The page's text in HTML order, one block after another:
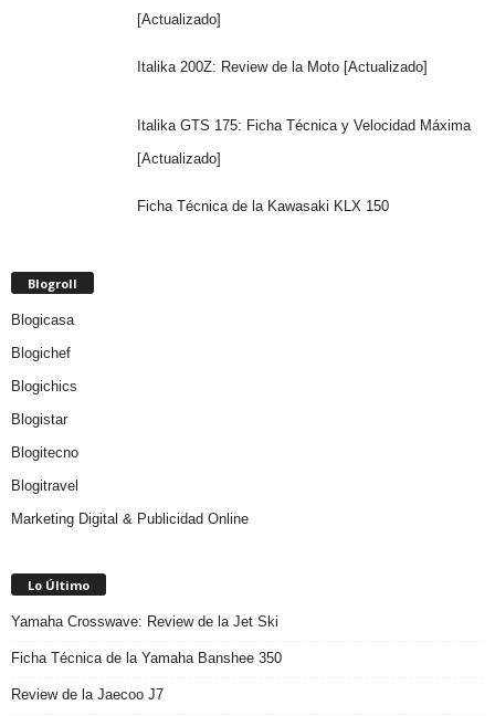
[Actualizado]
Italika 200Z: Review de la Moto [Actualizado]
Italika GTS 175: Ficha Técnica y Velocidad Máxima
[Actualizado]
Ficha Técnica de la Kawasaki KLX 150
Blogroll
Blogicasa
Blogichef
Blogichics
Blogistar
Blogitecno
Blogitravel
Marketing Digital & Publicidad Online
Lo Último
Yamaha Crosswave: Review de la Jet Ski
Ficha Técnica de la Yamaha Banshee 350
Review de la Jaecoo J7